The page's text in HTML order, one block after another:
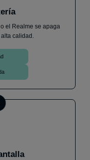
ya que no me
y ya
cuando me pase
el Realme se apaga
calidad.